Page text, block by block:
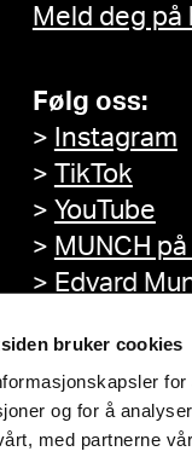
bruker cookies
og for å
med partnerne
Meld deg på
Følg oss:
> Instagram
> TikTok
> YouTube
> MUNCH
> Edvard